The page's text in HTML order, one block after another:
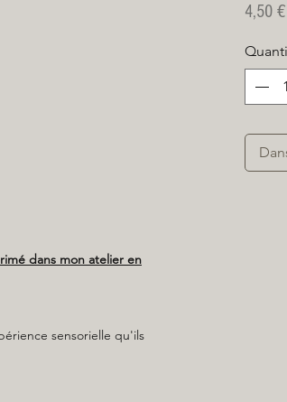
dans mon atelier en
sensorielle qu'ils
4,50 €